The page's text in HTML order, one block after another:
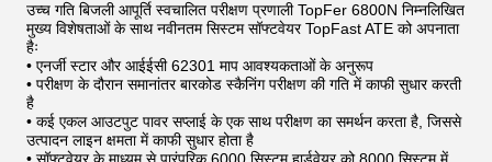
उच्च गति बिजली आपूर्ति स्वचालित परीक्षण प्रणाली TopFer 6800N निम्नलिखित
मुख्य विशेषताओं के साथ नवीनतम सिस्टम सॉफ्टवेयर TopFast ATE को अपनाता
हैः
• एनर्जी स्टार और आईईसी 62301 माप आवश्यकताओं के अनुरूप
• परीक्षण के दौरान समानांतर बारकोड स्कैनिंग परीक्षण की गति में काफी सुधार करती
है
• कई एकल आउटपुट पावर सप्लाई के एक साथ परीक्षण का समर्थन करता है, जिससे
उत्पादन लाइन क्षमता में काफी सुधार होता है